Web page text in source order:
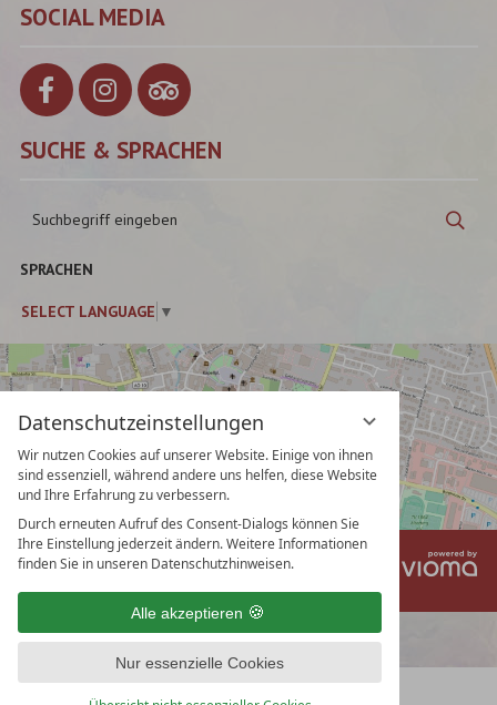
Datenschutzeinstellungen
Wir nutzen Cookies auf unserer Website. Einige von ihnen
sind essenziell, während andere uns helfen, diese Website
und Ihre Erfahrung zu verbessern.
Durch erneuten Aufruf des Consent-Dialogs können Sie
Ihre Einstellung jederzeit ändern. Weitere Informationen
finden Sie in unseren Datenschutzhinweisen.
Alle akzeptieren
Nur essenzielle Cookies
SOCIAL MEDIA
SUCHE & SPRACHEN
SPRACHEN
SELECT LANGUAGE ▼
Impressum
Datenschutz